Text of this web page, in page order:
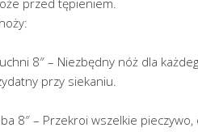
przed tępieniem.
8″ – Niezbędny nóż dla
przy siekaniu.
8″ – Przekroi wszelkie